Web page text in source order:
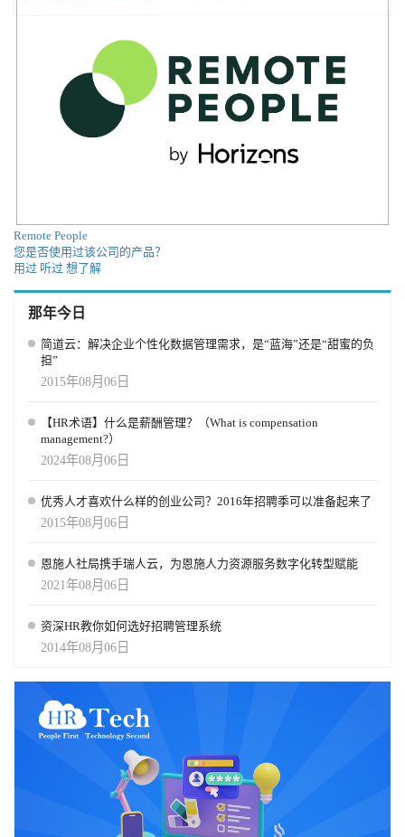
价：团队资深，聚焦HR核心痛点 “我们关注profitize已有一段时间，
很高兴现在能加入其中。该团队在酒店业拥有深厚的行业人脉，深
谙客户的实际痛点。我们将携手推进国际化进程，并在人工智能领
域强化其商业模式，”Redstone合伙人Ben Scheidt表示。 未来规划：
技术升级+市场扩张，强化HR科技布局 谈及未来发展规划，profitize
表示，本轮140万欧元融资将主要用于三个核心方向：一是平台技术
的持续迭代，重点开发匿名化行业基准对比功能，帮助酒店快速了
大市场覆盖范围；三是团队扩充，重点招募技术研发人才和客户成
功人才，提升平台的技术竞争力和客户服务水平，进一步深化AI技
术在酒店业人力与财务协同管理中的应用，助力更多酒店实现高
Remote People
您是否使用过该公司的产品？
用过 听过 想了解
那年今日
简道云：解决企业个性化数据管理需求，是“蓝海”还是“甜蜜的负
担”
2015年08月06日
【HR术语】什么是薪酬管理？（What is compensation
management?）
2024年08月06日
优秀人才喜欢什么样的创业公司？2016年招聘季可以准备起来了
2015年08月06日
恩施人社局携手瑞人云，为恩施人力资源服务数字化转型赋能
2021年08月06日
资深HR教你如何选好招聘管理系统
2014年08月06日